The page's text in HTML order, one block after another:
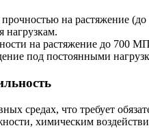
прочностью на растяжение
нагрузкам.
на растяжение до 700
под постоянными
средах, что требует
химическим